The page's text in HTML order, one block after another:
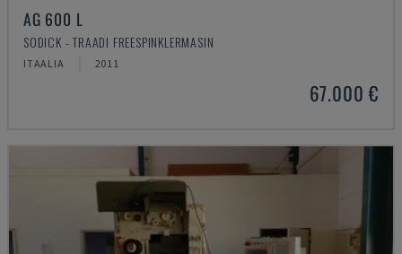
AG 600 L
SODICK - TRAADI FREESPINKLERMASIN
ITAALIA 2011
67.000 €